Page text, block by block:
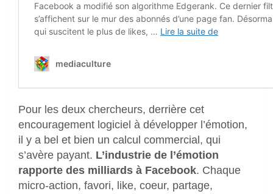
Pour les deux chercheurs, derrière cet
encouragement logiciel à développer l’émotion,
il y a bel et bien un calcul commercial, qui
s’avère payant. L’industrie de l’émotion
rapporte des milliards à Facebook. Chaque
micro-action, favori, like, coeur, partage,